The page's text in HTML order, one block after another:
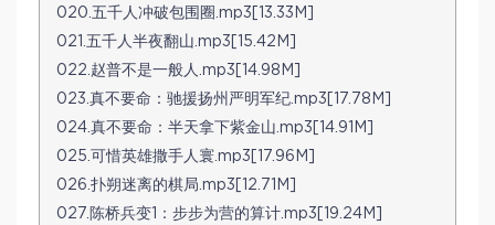
020.五千人冲破包围圈.mp3[13.33M]
021.五千人半夜翻山.mp3[15.42M]
022.赵普不是一般人.mp3[14.98M]
023.真不要命：驰援扬州严明军纪.mp3[17.78M]
024.真不要命：半天拿下紫金山.mp3[14.91M]
025.可惜英雄撒手人寰.mp3[17.96M]
026.扑朔迷离的棋局.mp3[12.71M]
027.陈桥兵变1：步步为营的算计.mp3[19.24M]